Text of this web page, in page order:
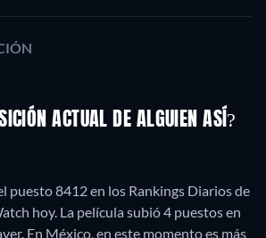
ACTUAL DE ALGUIEN ASÍ?
puesto 8412 en los Rankings Diarios de
hoy. La película subió 4 puestos en
En México, en este momento es más